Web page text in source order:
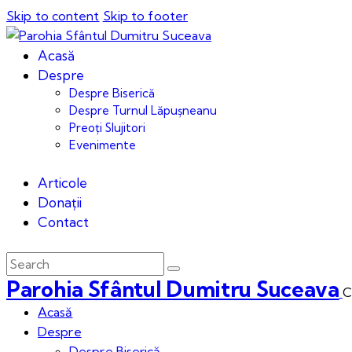
Skip to content Skip to footer
Acasă
Despre
Despre Biserică
Despre Turnul Lăpușneanu
Preoți Slujitori
Evenimente
Articole
Donații
Contact
Parohia Sfântul Dumitru Suceava
Acasă
Despre